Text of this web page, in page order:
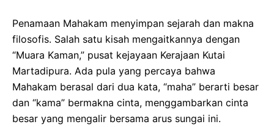
Penamaan Mahakam menyimpan sejarah dan makna
filosofis. Salah satu kisah mengaitkannya dengan
“Muara Kaman,” pusat kejayaan Kerajaan Kutai
Martadipura. Ada pula yang percaya bahwa
Mahakam berasal dari dua kata, “maha” berarti besar
dan “kama” bermakna cinta, menggambarkan cinta
besar yang mengalir bersama arus sungai ini.